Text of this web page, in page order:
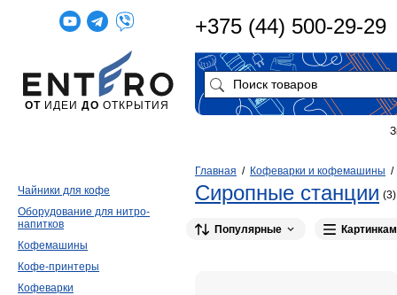
Главная / Кофеварки и кофемашины
Сиропные станции (3)
Популярные
Чайники для кофе
Оборудование для нитро-
напитков
Кофемашины
Кофе-принтеры
Кофеварки
ОТ ИДЕИ ДО ОТКРЫТИЯ
+375 (44) 500-29-29